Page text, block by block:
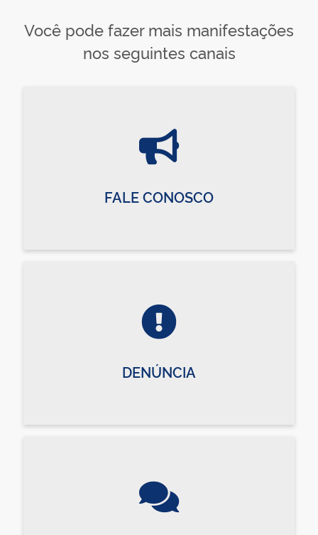
Você pode fazer mais manifestações
nos seguintes canais
FALE CONOSCO
DENÚNCIA